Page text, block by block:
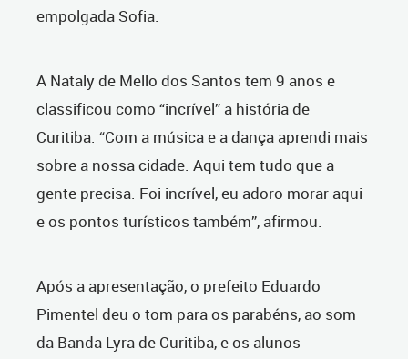
empolgada Sofia.
A Nataly de Mello dos Santos tem 9 anos e
classificou como “incrível” a história de
Curitiba. “Com a música e a dança aprendi mais
sobre a nossa cidade. Aqui tem tudo que a
gente precisa. Foi incrível, eu adoro morar aqui
e os pontos turísticos também”, afirmou.
Após a apresentação, o prefeito Eduardo
Pimentel deu o tom para os parabéns, ao som
da Banda Lyra de Curitiba, e os alunos